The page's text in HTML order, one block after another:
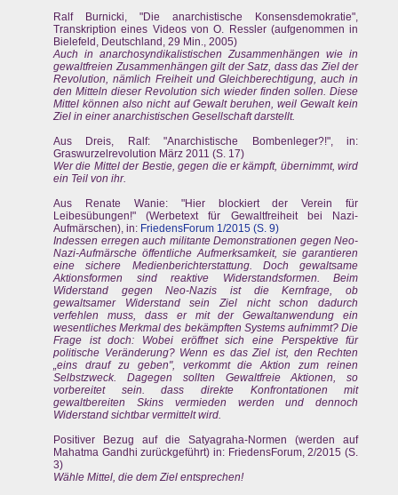
Ralf Burnicki, "Die anarchistische Konsensdemokratie",
Transkription eines Videos von O. Ressler (aufgenommen in
Bielefeld, Deutschland, 29 Min., 2005)
Auch in anarchosyndikalistischen Zusammenhängen wie in
gewaltfreien Zusammenhängen gilt der Satz, dass das Ziel der
Revolution, nämlich Freiheit und Gleichberechtigung, auch in
den Mitteln dieser Revolution sich wieder finden sollen. Diese
Mittel können also nicht auf Gewalt beruhen, weil Gewalt kein
Ziel in einer anarchistischen Gesellschaft darstellt.
Aus Dreis, Ralf: "Anarchistische Bombenleger?!", in:
Graswurzelrevolution März 2011 (S. 17)
Wer die Mittel der Bestie, gegen die er kämpft, übernimmt, wird
ein Teil von ihr.
Aus Renate Wanie: "Hier blockiert der Verein für
Leibesübungen!" (Werbetext für Gewaltfreiheit bei Nazi-
Aufmärschen), in: FriedensForum 1/2015 (S. 9)
Indessen erregen auch militante Demonstrationen gegen Neo-
Nazi-Aufmärsche öffentliche Aufmerksamkeit, sie garantieren
eine sichere Medienberichterstattung. Doch gewaltsame
Aktionsformen sind reaktive Widerstandsformen. Beim
Widerstand gegen Neo-Nazis ist die Kernfrage, ob
gewaltsamer Widerstand sein Ziel nicht schon dadurch
verfehlen muss, dass er mit der Gewaltanwendung ein
wesentliches Merkmal des bekämpften Systems aufnimmt? Die
Frage ist doch: Wobei eröffnet sich eine Perspektive für
politische Veränderung? Wenn es das Ziel ist, den Rechten
„eins drauf zu geben", verkommt die Aktion zum reinen
Selbstzweck. Dagegen sollten Gewaltfreie Aktionen, so
vorbereitet sein. dass direkte Konfrontationen mit
gewaltbereiten Skins vermieden werden und dennoch
Widerstand sichtbar vermittelt wird.
Positiver Bezug auf die Satyagraha-Normen (werden auf
Mahatma Gandhi zurückgeführt) in: FriedensForum, 2/2015 (S.
3)
Wähle Mittel, die dem Ziel entsprechen!